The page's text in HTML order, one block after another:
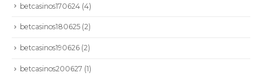
betcasinos170624 (4)
betcasinos180625 (2)
betcasinos190626 (2)
betcasinos200627 (1)